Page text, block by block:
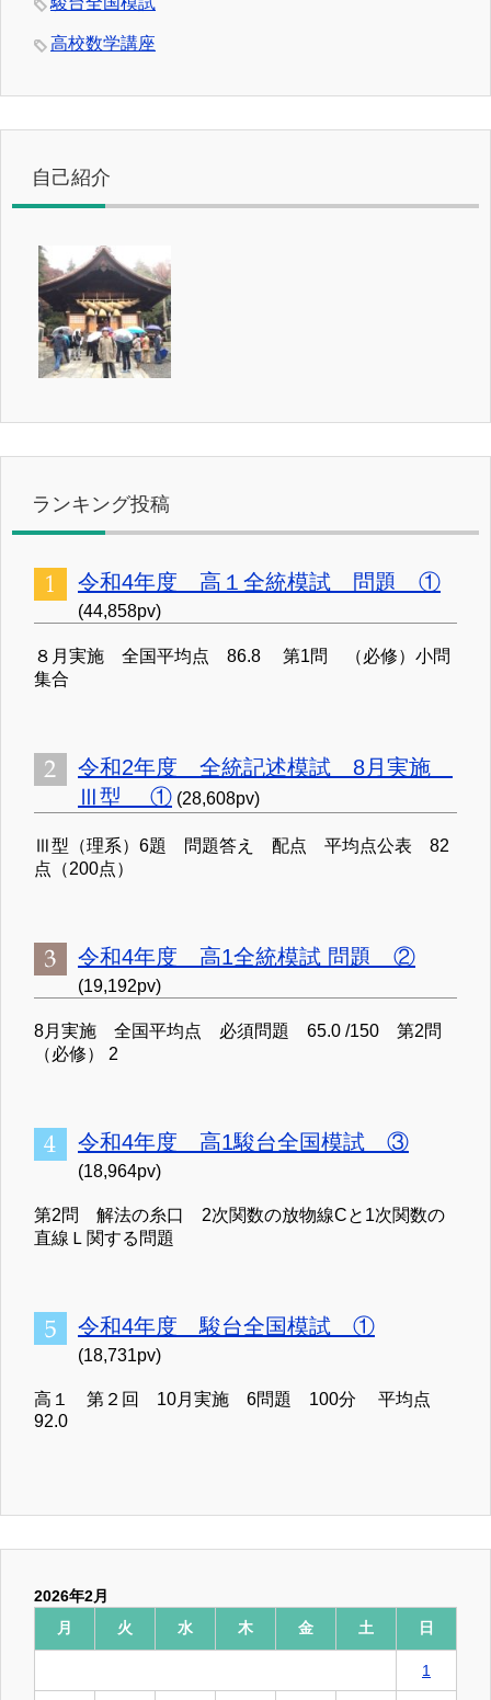
高校数学講座
自己紹介
ランキング投稿
令和4年度 高１全統模試 問題 ①
(44,858pv)
８月実施 全国平均点 86.8 第1問 （必修）小問
集合
令和2年度 全統記述模試 8月実施
Ⅲ型 ① (28,608pv)
Ⅲ型（理系）6題 問題答え 配点 平均点公表 82
点（200点）
令和4年度 高1全統模試 問題 ②
(19,192pv)
8月実施 全国平均点 必須問題 65.0 /150 第2問
（必修） 2
令和4年度 高1駿台全国模試 ③
(18,964pv)
第2問 解法の糸口 2次関数の放物線Cと1次関数の
直線Ｌ関する問題
令和4年度 駿台全国模試 ①
(18,731pv)
高１ 第２回 10月実施 6問題 100分 平均点
92.0
2026年2月
月
火 水 木 金 土 日
1